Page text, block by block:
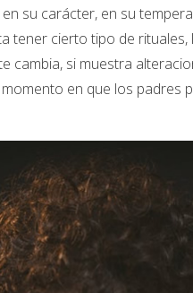
su carácter, en su
tener cierto tipo de
cambia, si muestra
en que los padres